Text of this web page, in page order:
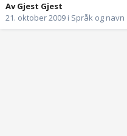
Av Gjest Gjest
21. oktober 2009 i Språk og navn